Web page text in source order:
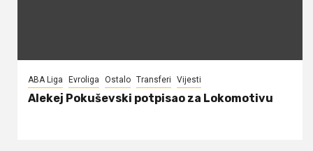
ABA Liga Evroliga Ostalo Transferi Vijesti
Alekej Pokuševski potpisao za Lokomotivu